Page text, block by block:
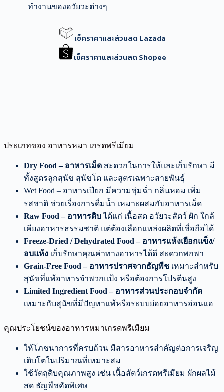
ทำงานของอวัยวะต่างๆ
เช็คราคาและส่วนลด Lazada
เช็คราคาและส่วนลด Shopee
ประเภทของ อาหารหมา เกรดพรีเมียม
Dry Food – อาหารเม็ด สะดวกในการให้และเก็บรักษา มี
ทั้งสูตรลูกสุนัข สุนัขโต และสูตรเฉพาะสายพันธุ์
Wet Food – อาหารเปียก มีความชุ่มฉ่ำ กลิ่นหอม เพิ่ม
รสชาติ ช่วยเรื่องการดื่มน้ำ เหมาะผสมกับอาหารเม็ด
Raw Food – อาหารดิบได้แก่ เนื้อสด อวัยวะสัตว์ ผัก ใกล้
เคียงอาหารธรรมชาติ แต่ต้องเลือกแหล่งผลิตที่เชื่อถือได้
Freeze-Dried / Dehydrated Food – อาหารแห้งเยือกแข็ง/
อบแห้ง เก็บรักษาคุณค่าทางอาหารได้ดี สะดวกพกพา
Grain-Free Food – อาหารปราศจากธัญพืช เหมาะสำหรับ
สุนัขที่แพ้อาหารจำพวกแป้ง หรือต้องการโปรตีนสูง
Limited Ingredient Food – อาหารส่วนประกอบจำกัด
เหมาะกับสุนัขที่มีปัญหาแพ้หรือระบบย่อยอาหารอ่อนแอ
คุณประโยชน์ของอาหารหมาเกรดพรีเมียม
ให้โภชนาการที่ครบถ้วน มีสารอาหารสำคัญต่อการเจริญ
เติบโตในปริมาณที่เหมาะสม
ใช้วัตถุดิบคุณภาพสูง เช่น เนื้อสัตว์เกรดพรีเมียม ผักผลไม้
สด ธัญพืชคัดพิเศษ